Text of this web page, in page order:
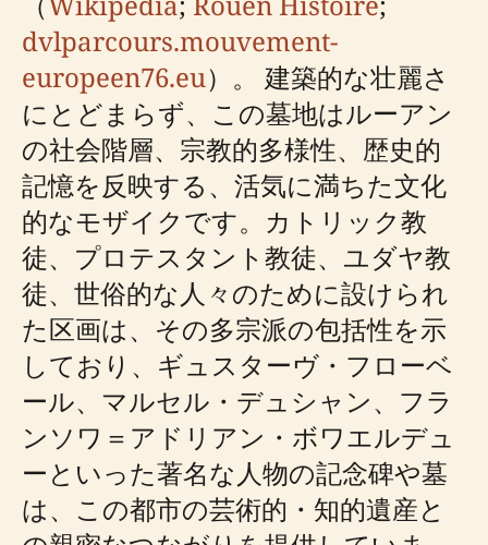
dvlparcours.mouvement-
europeen76.eu）。 建築的な壮麗さ
にとどまらず、この墓地はルーアン
の社会階層、宗教的多様性、歴史的
記憶を反映する、活気に満ちた文化
的なモザイクです。カトリック教
徒、プロテスタント教徒、ユダヤ教
徒、世俗的な人々のために設けられ
た区画は、その多宗派の包括性を示
しており、ギュスターヴ・フローベ
ール、マルセル・デュシャン、フラ
ンソワ＝アドリアン・ボワエルデュ
ーといった著名な人物の記念碑や墓
は、この都市の芸術的・知的遺産と